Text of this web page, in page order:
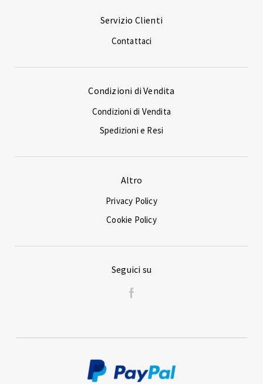
Servizio Clienti
Contattaci
Condizioni di Vendita
Condizioni di Vendita
Spedizioni e Resi
Altro
Privacy Policy
Cookie Policy
Seguici su